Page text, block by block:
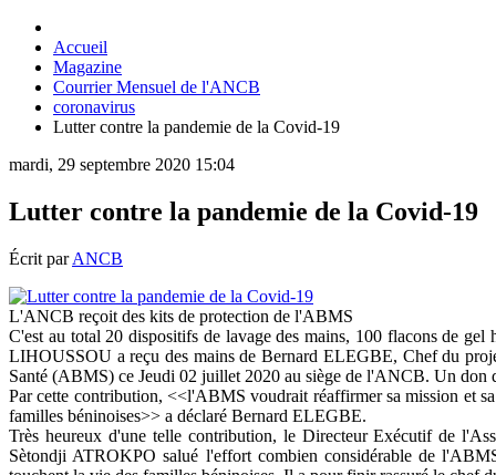
Accueil
Magazine
Courrier Mensuel de l'ANCB
coronavirus
Lutter contre la pandemie de la Covid-19
mardi, 29 septembre 2020 15:04
Lutter contre la pandemie de la Covid-19
Écrit parANCB
L'ANCB reçoit des kits de protection de l'ABMS
C'est au total 20 dispositifs de lavage des mains, 100 flacons de
LIHOUSSOU a reçu des mains de Bernard ELEGBE, Chef du
Santé (ABMS) ce Jeudi 02 juillet 2020 au siège de l'ANCB. Un don
Par cette contribution, <<l'ABMS voudrait réaffirmer sa mission et
familles béninoises>> a déclaré Bernard ELEGBE.
Très heureux d'une telle contribution, le Directeur Exécutif de
Sètondji ATROKPO salué l'effort combien considérable de